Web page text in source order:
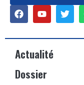
Actualité
Dossier